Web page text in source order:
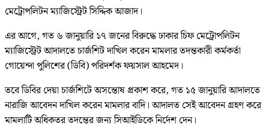
মেট্রোপলিটন ম্যাজিস্ট্রেট সিদ্দিক আজাদ।
এর আগে, গত ৬ জানুয়ারি ১৭ জনের বিরুদ্ধে ঢাকার চিফ মেট্রোপলিটন
ম্যাজিস্ট্রেট আদালতে চার্জশিট দাখিল করেন মামলার তদন্তকারী কর্মকর্তা
গোয়েন্দা পুলিশের (ডিবি) পরিদর্শক ফয়সাল আহমেদ।
তবে ডিবির দেয়া চার্জশিটে অসন্তোষ প্রকাশ করে, গত ১৫ জানুয়ারি আদালতে
নারাজি আবেদন দাখিল করেন মামলার বাদি। আদালত সেই আবেদন গ্রহণ করে
মামলাটি অধিকতর তদন্তের জন্য সিআইডিকে নির্দেশ দেন।